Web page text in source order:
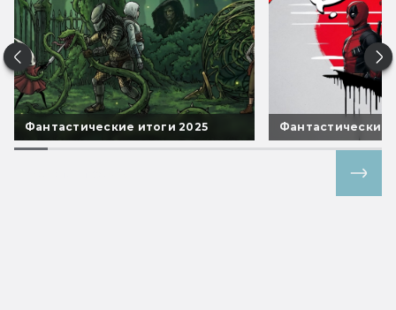
Фантастические итоги 2025 Фантастические